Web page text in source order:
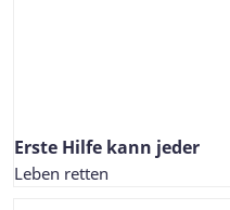
Erste Hilfe kann jeder
Leben retten